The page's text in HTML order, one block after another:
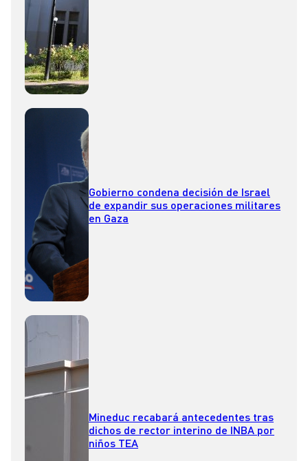
Gobierno condena decisión de Israel
de expandir sus operaciones militares
en Gaza
Mineduc recabará antecedentes tras
dichos de rector interino de INBA por
niños TEA